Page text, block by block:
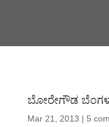
ಬೋರೇಗೌಡ
Mar 21, 2013 | 5